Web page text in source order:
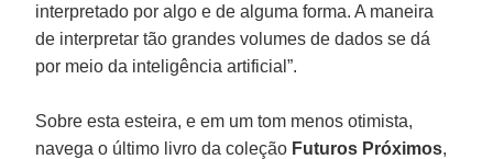
interpretado por algo e de alguma forma. A maneira
de interpretar tão grandes volumes de dados se dá
por meio da inteligência artificial”.
Sobre esta esteira, e em um tom menos otimista,
navega o último livro da coleção Futuros Próximos,